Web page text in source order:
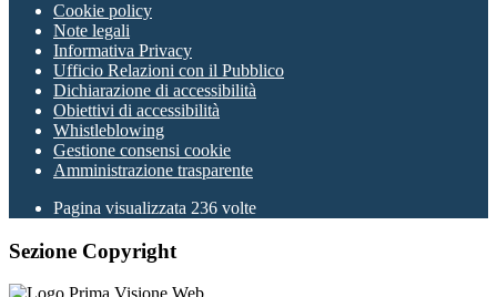
Cookie policy
Note legali
Informativa Privacy
Ufficio Relazioni con il Pubblico
Dichiarazione di accessibilità
Obiettivi di accessibilità
Whistleblowing
Gestione consensi cookie
Amministrazione trasparente
Pagina visualizzata 236 volte
Sezione Copyright